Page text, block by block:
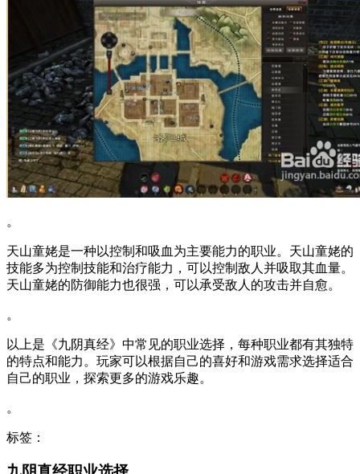
。
天山童姥是一种以控制和吸血为主要能力的职业。天山童姥的
技能多为控制技能和治疗能力，可以控制敌人并吸取其血量。
天山童姥的防御能力也很强，可以承受敌人的攻击并自愈。
。
以上是《九阴真经》中常见的职业选择，每种职业都有其独特
的特点和能力。玩家可以根据自己的喜好和游戏需求选择适合
自己的职业，探索更多的游戏乐趣。
。
标签：